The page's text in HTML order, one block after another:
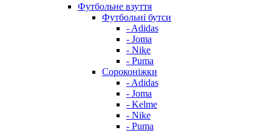
Футбольне взуття
Футбольні бутси
- Adidas
- Joma
- Nike
- Puma
Сороконіжки
- Adidas
- Joma
- Kelme
- Nike
- Puma